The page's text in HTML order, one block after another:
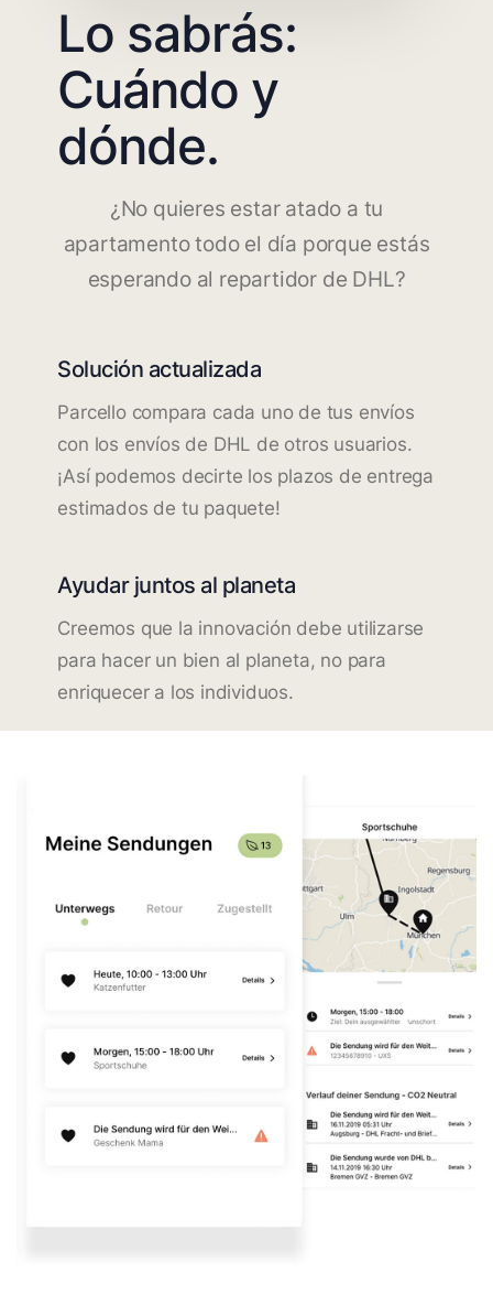
Lo sabrás:
Cuándo y
dónde.
¿No quieres estar atado a tu
apartamento todo el día porque estás
esperando al repartidor de DHL?
Solución actualizada
Parcello compara cada uno de tus envíos
con los envíos de DHL de otros usuarios.
¡Así podemos decirte los plazos de entrega
estimados de tu paquete!
Ayudar juntos al planeta
Creemos que la innovación debe utilizarse
para hacer un bien al planeta, no para
enriquecer a los individuos.